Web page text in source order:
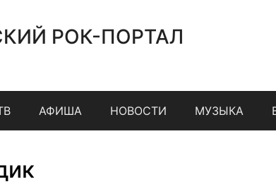
РОК-ПОРТАЛ
АФИША НОВОСТИ МУЗЫКА